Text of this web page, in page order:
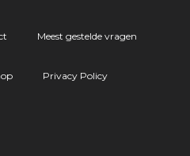
Meest gestelde vragen
Privacy Policy